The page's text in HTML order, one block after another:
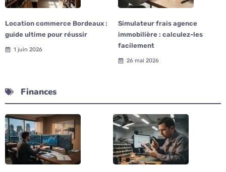
Location commerce Bordeaux :
guide ultime pour réussir
1 juin 2026
Simulateur frais agence
immobilière : calculez-les
facilement
26 mai 2026
Finances